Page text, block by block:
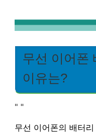
무선 이어폰
이유는?
" "
무선 이어폰의 배터